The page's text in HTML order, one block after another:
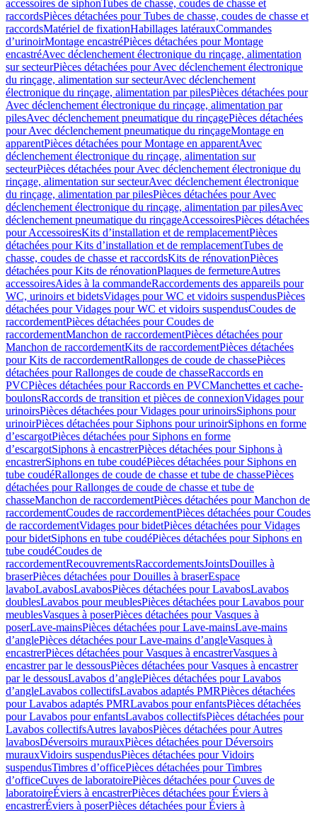
accessoires de siphonTubes de chasse, coudes de chasse et
raccordsPièces détachées pour Tubes de chasse, coudes de chasse et
raccordsMatériel de fixationHabillages latérauxCommandes
dʼurinoirMontage encastréPièces détachées pour Montage
encastréAvec déclenchement électronique du rinçage, alimentation
sur secteurPièces détachées pour Avec déclenchement électronique
du rinçage, alimentation sur secteurAvec déclenchement
électronique du rinçage, alimentation par pilesPièces détachées pour
Avec déclenchement électronique du rinçage, alimentation par
pilesAvec déclenchement pneumatique du rinçagePièces détachées
pour Avec déclenchement pneumatique du rinçageMontage en
apparentPièces détachées pour Montage en apparentAvec
déclenchement électronique du rinçage, alimentation sur
secteurPièces détachées pour Avec déclenchement électronique du
rinçage, alimentation sur secteurAvec déclenchement électronique
du rinçage, alimentation par pilesPièces détachées pour Avec
déclenchement électronique du rinçage, alimentation par pilesAvec
déclenchement pneumatique du rinçageAccessoiresPièces détachées
pour AccessoiresKits d’installation et de remplacementPièces
détachées pour Kits d’installation et de remplacementTubes de
chasse, coudes de chasse et raccordsKits de rénovationPièces
détachées pour Kits de rénovationPlaques de fermetureAutres
accessoiresAides à la commandeRaccordements des appareils pour
WC, urinoirs et bidetsVidages pour WC et vidoirs suspendusPièces
détachées pour Vidages pour WC et vidoirs suspendusCoudes de
raccordementPièces détachées pour Coudes de
raccordementManchon de raccordementPièces détachées pour
Manchon de raccordementKits de raccordementPièces détachées
pour Kits de raccordementRallonges de coude de chassePièces
détachées pour Rallonges de coude de chasseRaccords en
PVCPièces détachées pour Raccords en PVCManchettes et cache-
boulonsRaccords de transition et pièces de connexionVidages pour
urinoirsPièces détachées pour Vidages pour urinoirsSiphons pour
urinoirPièces détachées pour Siphons pour urinoirSiphons en forme
d’escargotPièces détachées pour Siphons en forme
d’escargotSiphons à encastrerPièces détachées pour Siphons à
encastrerSiphons en tube coudéPièces détachées pour Siphons en
tube coudéRallonges de coude de chasse et tube de chassePièces
détachées pour Rallonges de coude de chasse et tube de
chasseManchon de raccordementPièces détachées pour Manchon de
raccordementCoudes de raccordementPièces détachées pour Coudes
de raccordementVidages pour bidetPièces détachées pour Vidages
pour bidetSiphons en tube coudéPièces détachées pour Siphons en
tube coudéCoudes de
raccordementRecouvrementsRaccordementsJointsDouilles à
braserPièces détachées pour Douilles à braserEspace
lavaboLavabosLavabosPièces détachées pour LavabosLavabos
doublesLavabos pour meublesPièces détachées pour Lavabos pour
meublesVasques à poserPièces détachées pour Vasques à
poserLave-mainsPièces détachées pour Lave-mainsLave-mains
d’anglePièces détachées pour Lave-mains d’angleVasques à
encastrerPièces détachées pour Vasques à encastrerVasques à
encastrer par le dessousPièces détachées pour Vasques à encastrer
par le dessousLavabos d’anglePièces détachées pour Lavabos
d’angleLavabos collectifsLavabos adaptés PMRPièces détachées
pour Lavabos adaptés PMRLavabos pour enfantsPièces détachées
pour Lavabos pour enfantsLavabos collectifsPièces détachées pour
Lavabos collectifsAutres lavabosPièces détachées pour Autres
lavabosDéversoirs murauxPièces détachées pour Déversoirs
murauxVidoirs suspendusPièces détachées pour Vidoirs
suspendusTimbres dʼofficePièces détachées pour Timbres
dʼofficeCuves de laboratoirePièces détachées pour Cuves de
laboratoireÉviers à encastrerPièces détachées pour Éviers à
encastrerÉviers à poserPièces détachées pour Éviers à